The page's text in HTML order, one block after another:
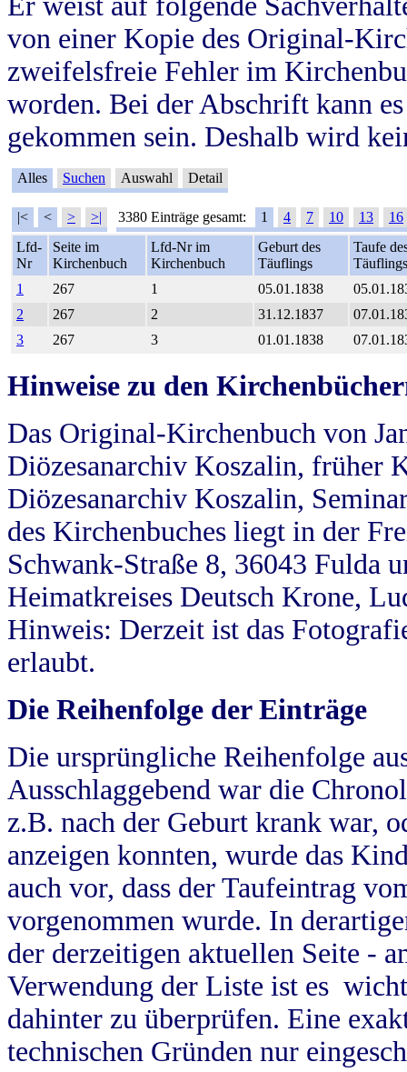
von einer Kopie des Original-
zweifelsfreie Fehler im
worden. Bei der Abschrift kann
gekommen sein. Deshalb wird
Alles Suchen Auswahl Detail
|< < > >| 3380 Einträge gesamt: 1 4 7 10 13
16
Lfd-
Nr
Seite im
Kirchenbuch
Lfd-Nr im
Kirchenbuch
Geburt des
Täuflings
Taufe
Täuflings
1
267 1 05.01.1838
2
267 2 31.12.1837
3
267 3 01.01.1838
Hinweise zu den
Das Original-Kirchenbuch von
Diözesanarchiv Koszalin, früher
Diözesanarchiv Koszalin,
des Kirchenbuches liegt in der
Schwank-Straße 8, 36043 Fulda
Heimatkreises Deutsch Krone,
Hinweis: Derzeit ist das
erlaubt.
Die Reihenfolge der Einträge
Die ursprüngliche Reihenfolge
Ausschlaggebend war die
z.B. nach der Geburt krank war,
anzeigen konnten, wurde das
auch vor, dass der Taufeintrag
vorgenommen wurde. In
der derzeitigen aktuellen Seite -
Verwendung der Liste ist es
dahinter zu überprüfen. Eine
technischen Gründen nur